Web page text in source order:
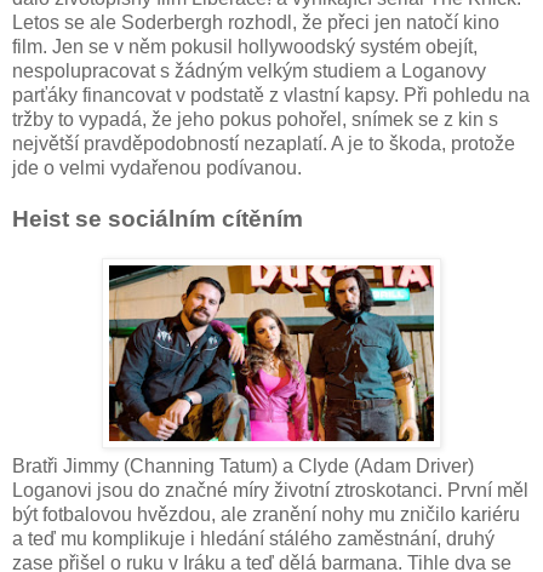
Letos se ale Soderbergh rozhodl, že přeci jen natočí kino
film. Jen se v něm pokusil hollywoodský systém obejít,
nespolupracovat s žádným velkým studiem a Loganovy
parťáky financovat v podstatě z vlastní kapsy. Při pohledu na
tržby to vypadá, že jeho pokus pohořel, snímek se z kin s
největší pravděpodobností nezaplatí. A je to škoda, protože
jde o velmi vydařenou podívanou.
Heist se sociálním cítěním
Bratři Jimmy (Channing Tatum) a Clyde (Adam Driver)
Loganovi jsou do značné míry životní ztroskotanci. První měl
být fotbalovou hvězdou, ale zranění nohy mu zničilo kariéru
a teď mu komplikuje i hledání stálého zaměstnání, druhý
zase přišel o ruku v Iráku a teď dělá barmana. Tihle dva se